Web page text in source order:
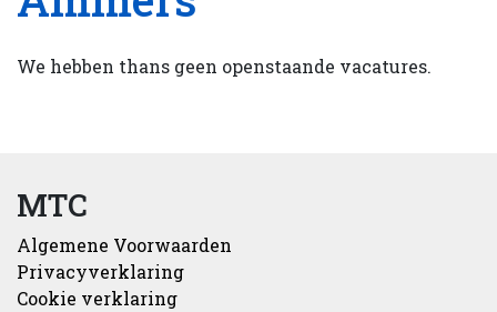
We hebben thans geen openstaande vacatures.
MTC
Algemene Voorwaarden
Privacyverklaring
Cookie verklaring